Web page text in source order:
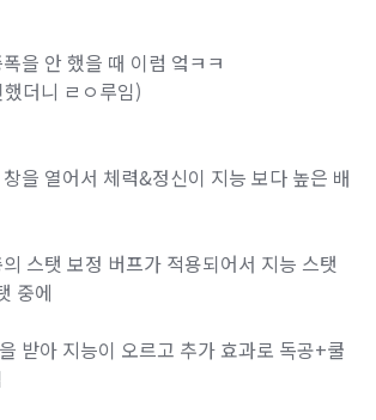
을 안 했을 때 이럼 엌ㅋㅋ
더니 ㄹㅇ루임)
을 열어서 체력&정신이 지능 보다 높은 배
스탯 보정 버프가 적용되어서 지능 스탯
중에
받아 지능이 오르고 추가 효과로 독공+쿨